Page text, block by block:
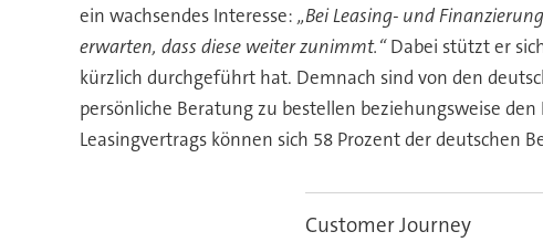
ein wachsendes Interesse: „Bei Leasing- und
erwarten, dass diese weiter zunimmt.“Dabei stützt er
kürzlich durchgeführt hat. Demnach sind von den
persönliche Beratung zu bestellen beziehungsweise
Leasingvertrags können sich 58 Prozent der deutschen
Customer Journey